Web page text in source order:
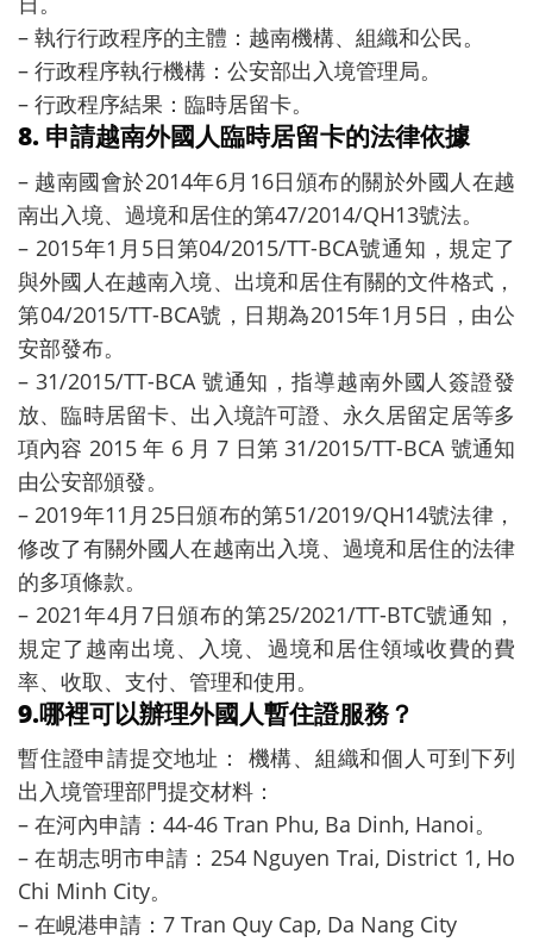
– 執行行政程序的主體：越南機構、組織和公民。
– 行政程序執行機構：公安部出入境管理局。
– 行政程序結果：臨時居留卡。
8. 申請越南外國人臨時居留卡的法律依據
– 越南國會於2014年6月16日頒布的關於外國人在越
南出入境、過境和居住的第47/2014/QH13號法。
– 2015年1月5日第04/2015/TT-BCA號通知，規定了
與外國人在越南入境、出境和居住有關的文件格式，
第04/2015/TT-BCA號，日期為2015年1月5日，由公
安部發布。
– 31/2015/TT-BCA 號通知，指導越南外國人簽證發
放、臨時居留卡、出入境許可證、永久居留定居等多
項內容 2015 年 6 月 7 日第 31/2015/TT-BCA 號通知
由公安部頒發。
– 2019年11月25日頒布的第51/2019/QH14號法律，
修改了有關外國人在越南出入境、過境和居住的法律
的多項條款。
– 2021年4月7日頒布的第25/2021/TT-BTC號通知，
規定了越南出境、入境、過境和居住領域收費的費
率、收取、支付、管理和使用。
9.哪裡可以辦理外國人暫住證服務？
暫住證申請提交地址： 機構、組織和個人可到下列
出入境管理部門提交材料：
– 在河內申請：44-46 Tran Phu, Ba Dinh, Hanoi。
– 在胡志明市申請：254 Nguyen Trai, District 1, Ho
Chi Minh City。
– 在峴港申請：7 Tran Quy Cap, Da Nang City